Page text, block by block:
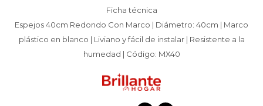
Ficha técnica
Espejos 40cm Redondo Con Marco | Diámetro: 40cm | Marco
plástico en blanco | Liviano y fácil de instalar | Resistente a la
humedad | Código: MX40